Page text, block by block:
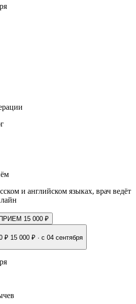
и английском языках, врач ведёт
15 000 ₽
₽ 15 000 ₽ · с 04 сентября